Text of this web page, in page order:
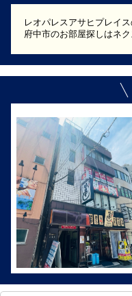
レオパレスアサヒプレイ
府中市のお部屋探しはネ